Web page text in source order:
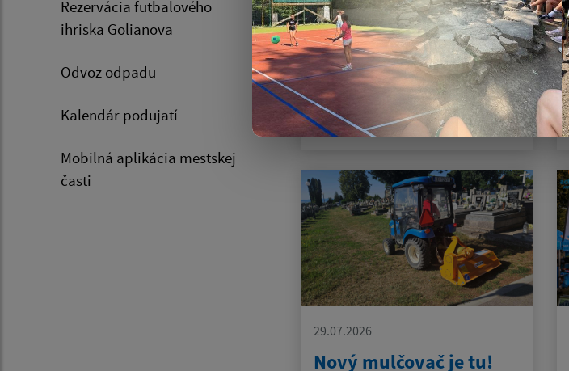
Rezervácia futbalového
ihriska Golianova
Odvoz odpadu
Kalendár podujatí
Mobilná aplikácia mestskej
časti
06.08.2026
Oznam - Vakcinácia
psov a mačiek
08.08.2026
29.07.2026
Nový mulčovač je tu!